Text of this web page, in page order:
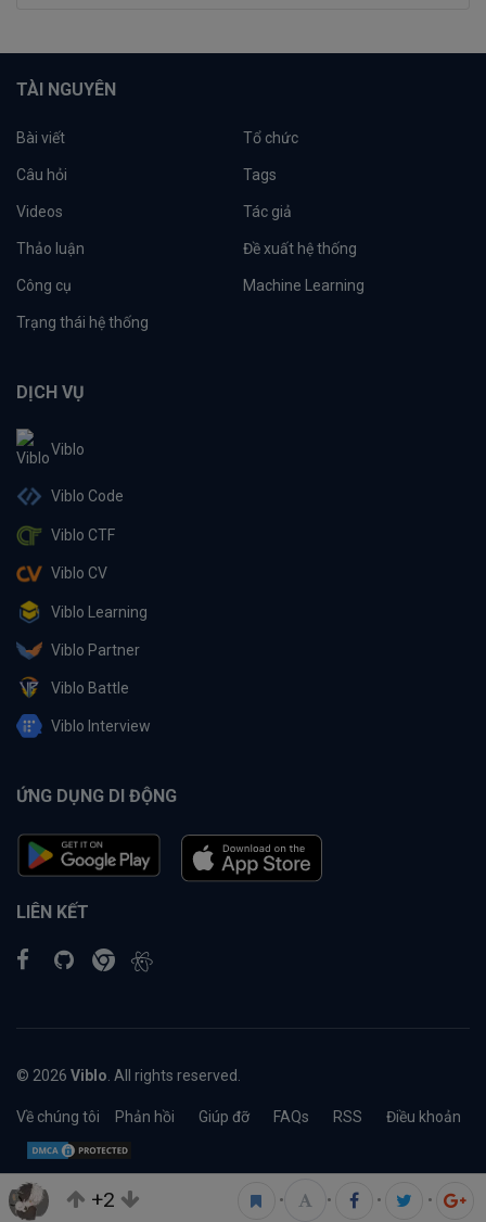
+2 • • • •
TÀI NGUYÊN
Bài viết Tổ chức
Câu hỏi Tags
Videos Tác giả
Thảo luận Đề xuất hệ thống
Công cụ Machine Learning
Trạng thái hệ thống
DỊCH VỤ
Viblo
Viblo Code
Viblo CTF
Viblo CV
Viblo Learning
Viblo Partner
Viblo Battle
Viblo Interview
ỨNG DỤNG DI ĐỘNG
LIÊN KẾT
© 2026 Viblo . All rights reserved.
Về chúng tôi Phản hồi Giúp đỡ FAQs RSS Điều khoản